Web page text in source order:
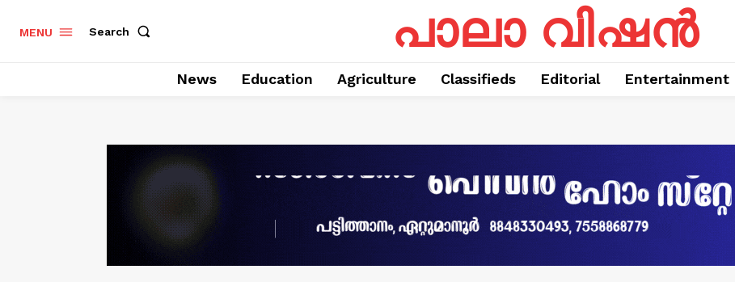
MENU Search പാലാ വിഷൻ
News Education Agriculture Classifieds Editorial Entertainment